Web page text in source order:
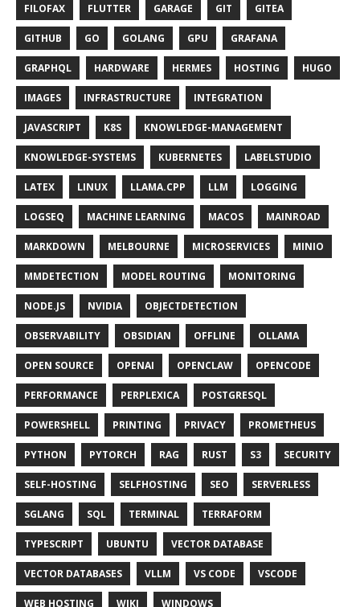
FILOFAX FLUTTER GARAGE GIT GITEA
GITHUB GO GOLANG GPU GRAFANA
GRAPHQL HARDWARE HERMES HOSTING HUGO
IMAGES INFRASTRUCTURE INTEGRATION
JAVASCRIPT K8S KNOWLEDGE-MANAGEMENT
KNOWLEDGE-SYSTEMS KUBERNETES LABELSTUDIO
LATEX LINUX LLAMA.CPP LLM LOGGING
LOGSEQ MACHINE LEARNING MACOS MAINROAD
MARKDOWN MELBOURNE MICROSERVICES MINIO
MMDETECTION MODEL ROUTING MONITORING
NODE.JS NVIDIA OBJECTDETECTION
OBSERVABILITY OBSIDIAN OFFLINE OLLAMA
OPEN SOURCE OPENAI OPENCLAW OPENCODE
PERFORMANCE PERPLEXICA POSTGRESQL
POWERSHELL PRINTING PRIVACY PROMETHEUS
PYTHON PYTORCH RAG RUST S3 SECURITY
SELF-HOSTING SELFHOSTING SEO SERVERLESS
SGLANG SQL TERMINAL TERRAFORM
TYPESCRIPT UBUNTU VECTOR DATABASE
VECTOR DATABASES VLLM VS CODE VSCODE
WEB HOSTING WIKI WINDOWS